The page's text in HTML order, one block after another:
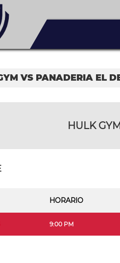
VS PANADERIA EL
HULK GYM
HORARIO
9:00 PM